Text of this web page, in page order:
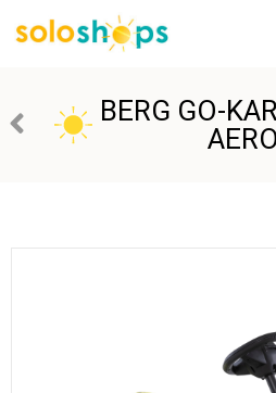
BERG GO-
AERO